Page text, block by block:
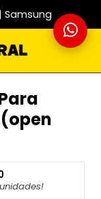
Samsung
(open